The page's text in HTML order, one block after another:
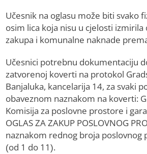
Učesnik na oglasu može biti svako
osim lica koja nisu u cjelosti izmirila
zakupa i komunalne naknade
Učesnici potrebnu dokumentaciju
zatvorenoj koverti na protokol
Banjaluka, kancelarija 14, za svaki
obaveznom naznakom na koverti:
Komisija za poslovne prostore i
OGLAS ZA ZAKUP POSLOVNOG
naznakom rednog broja poslovnog
(od 1 do 11).